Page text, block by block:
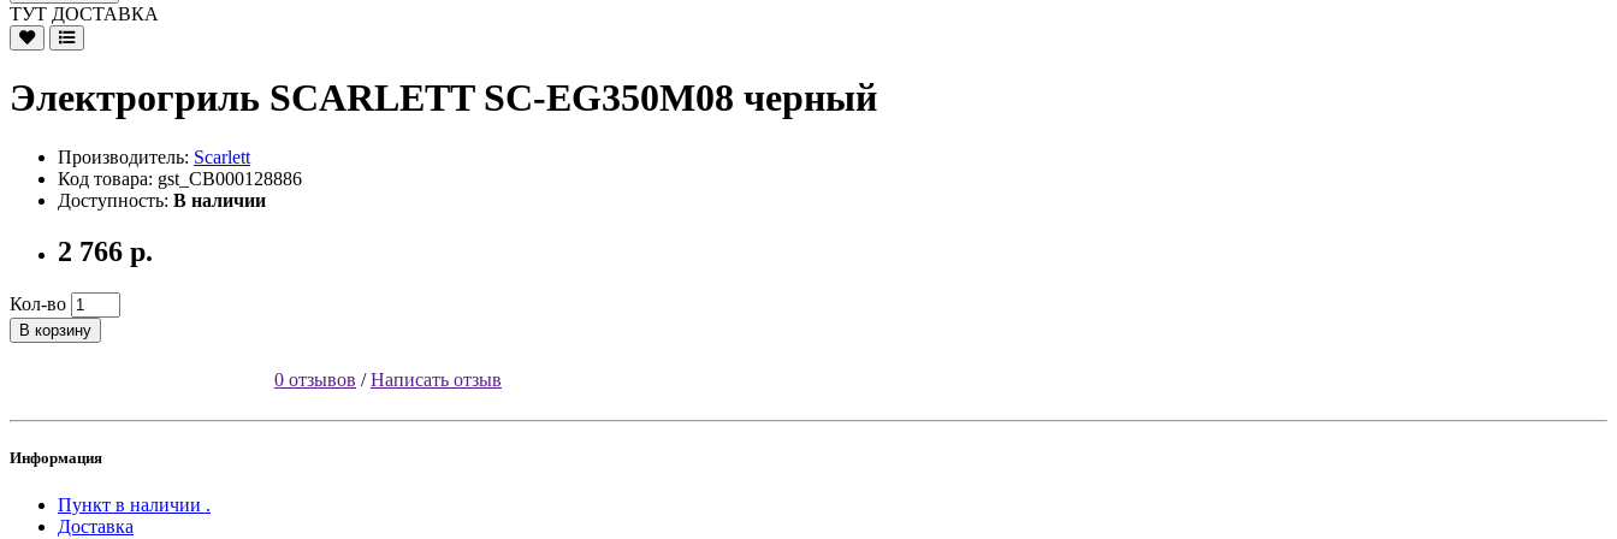
ТУТ ДОСТАВКА
Электрогриль SCARLETT SC-EG350M08 черный
Производитель: Scarlett
Код товара: gst_CB000128886
Доступность: В наличии
2 766 р.
Кол-во
В корзину
0 отзывов /Написать отзыв
Информация
Пункт в наличии .
Доставка